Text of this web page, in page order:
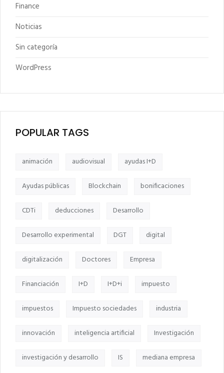
Finance
Noticias
Sin categoría
WordPress
POPULAR TAGS
animación audiovisual ayudas I+D
Ayudas públicas Blockchain bonificaciones
CDTi deducciones Desarrollo
Desarrollo experimental DGT digital
digitalización Doctores Empresa
Financiación I+D I+D+i impuesto
impuestos Impuesto sociedades industria
innovación inteligencia artificial Investigación
investigación y desarrollo IS mediana empresa